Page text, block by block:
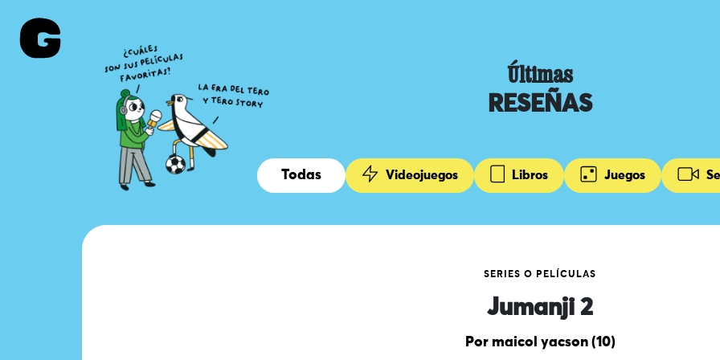
Últimas
RESEÑAS
Todas Videojuegos Libros Juegos
SERIES O PELÍCULAS
Jumanji 2
Por maicol yacson (10)